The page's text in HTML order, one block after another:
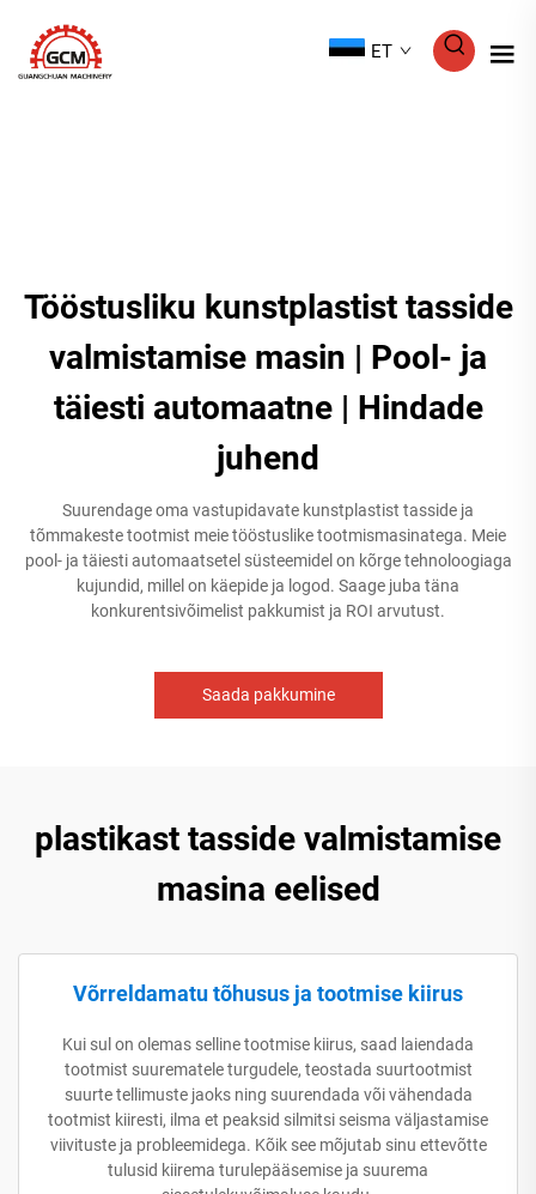
ET
Tööstusliku kunstplastist tasside
valmistamise masin | Pool- ja
täiesti automaatne | Hindade
juhend
Suurendage oma vastupidavate kunstplastist tasside ja
tõmmakeste tootmist meie tööstuslike tootmismasinatega. Meie
pool- ja täiesti automaatsetel süsteemidel on kõrge tehnoloogiaga
kujundid, millel on käepide ja logod. Saage juba täna
konkurentsivõimelist pakkumist ja ROI arvutust.
Saada pakkumine
plastikast tasside valmistamise
masina eelised
Võrreldamatu tõhusus ja tootmise kiirus
Kui sul on olemas selline tootmise kiirus, saad laiendada
tootmist suurematele turgudele, teostada suurtootmist
suurte tellimuste jaoks ning suurendada või vähendada
tootmist kiiresti, ilma et peaksid silmitsi seisma väljastamise
viivituste ja probleemidega. Kõik see mõjutab sinu ettevõtte
tulusid kiirema turulepääsemise ja suurema